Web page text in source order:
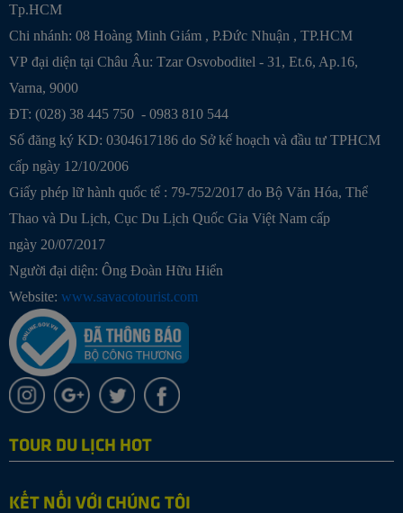
Tp.HCM
Chi nhánh: 08 Hoàng Minh Giám , P.Đức Nhuận , TP.HCM
VP đại diện tại Châu Âu: Tzar Osvoboditel - 31, Et.6, Ap.16,
Varna, 9000
ĐT: (028) 38 445 750 - 0983 810 544
Số đăng ký KD: 0304617186 do Sở kế hoạch và đầu tư TPHCM
cấp ngày 12/10/2006
Giấy phép lữ hành quốc tế : 79-752/2017 do Bộ Văn Hóa, Thể
Thao và Du Lịch, Cục Du Lịch Quốc Gia Việt Nam cấp
ngày 20/07/2017
Người đại diện: Ông Đoàn Hữu Hiển
Website: www.savacotourist.com
TOUR DU LỊCH HOT
KẾT NỐI VỚI CHÚNG TÔI